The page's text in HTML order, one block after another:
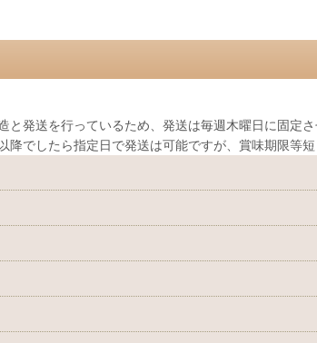
発送を行っているため、発送は毎週木曜日に固定
でしたら指定日で発送は可能ですが、賞味期限等短